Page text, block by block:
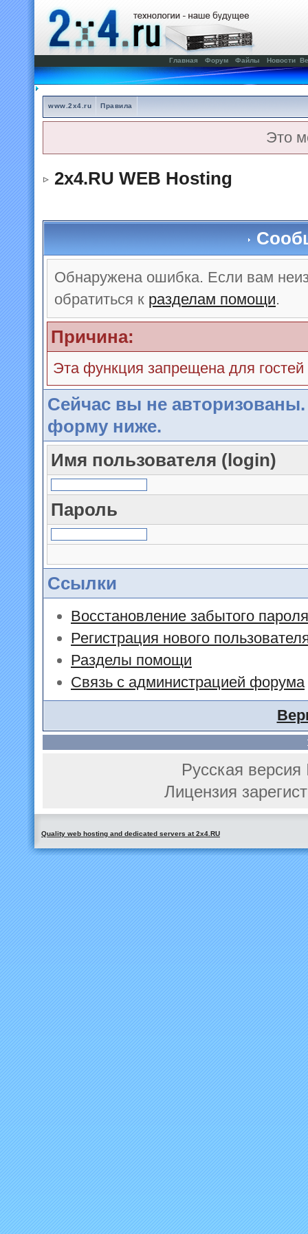
Главная Форум Файлы Новости
www.2x4.ru Правила
Это
2x4.RU WEB Hosting
Обнаружена ошибка. Если вам
обратиться к разделам помощи.
Причина:
Эта функция запрещена для гостей
Сейчас вы не
форму ниже.
Имя пользователя (login)
Пароль
Ссылки
Восстановление забытого пароля
Регистрация нового
Разделы помощи
Связь с администрацией форума
Русская
Лицензия
Quality web hosting and dedicated servers at 2x4.RU